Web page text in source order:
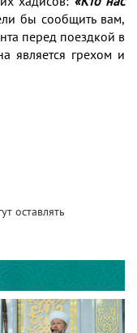
бы сообщить вам,
перед поездкой в
является грехом и
оставлять